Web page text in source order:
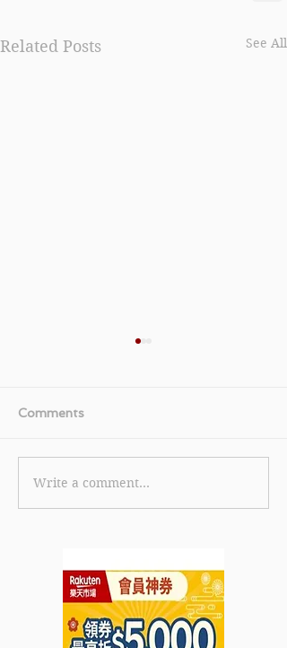
Related Posts See All
【美國運通白金卡優惠】
美國運通白金卡限時全新
贈 (優惠至2026年6月30
日)
Comments
Write a comment...